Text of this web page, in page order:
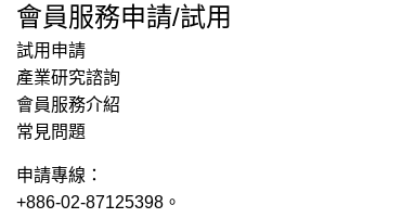
會員服務申請/試用
試用申請
產業研究諮詢
會員服務介紹
常見問題
申請專線：
+886-02-87125398。